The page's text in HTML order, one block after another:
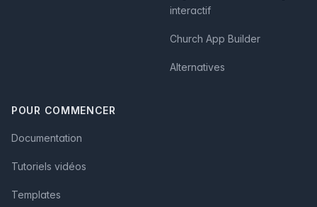
interactif
Church App Builder
Alternatives
POUR COMMENCER
Documentation
Tutoriels vidéos
Templates